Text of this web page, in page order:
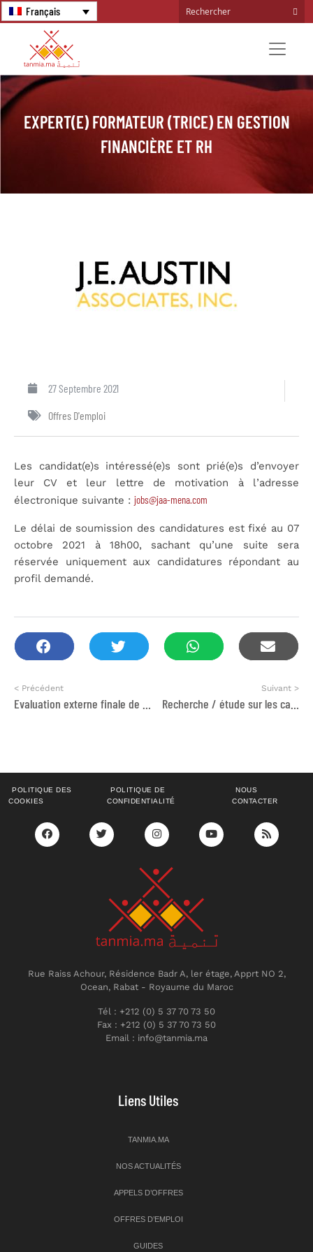
Français
EXPERT(E) FORMATEUR (TRICE) EN GESTION
FINANCIÈRE ET RH
27 Septembre 2021
Offres D'emploi
Les candidat(e)s intéressé(e)s sont prié(e)s d’envoyer
leur CV et leur lettre de motivation à l’adresse
électronique suivante : jobs@jaa-mena.com
Le délai de soumission des candidatures est fixé au 07
octobre 2021 à 18h00, sachant qu’une suite sera
réservée uniquement aux candidatures répondant au
profil demandé.
< Précédent Suivant >
POLITIQUE DES
COOKIES
POLITIQUE DE
CONFIDENTIALITÉ
NOUS
CONTACTER
Rue Raiss Achour, Résidence Badr A, ler étage, Apprt NO 2,
Ocean, Rabat - Royaume du Maroc
Tél : +212 (0) 5 37 70 73 50
Fax : +212 (0) 5 37 70 73 50
Email : info@tanmia.ma
Liens Utiles
TANMIA.MA
NOS ACTUALITÉS
APPELS D’OFFRES
OFFRES D’EMPLOI
GUIDES